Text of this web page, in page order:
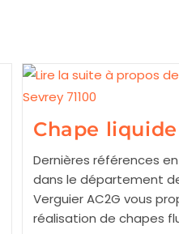
Chape liquide
Dernières références
dans le département
Verguier AC2G vous
réalisation de chapes